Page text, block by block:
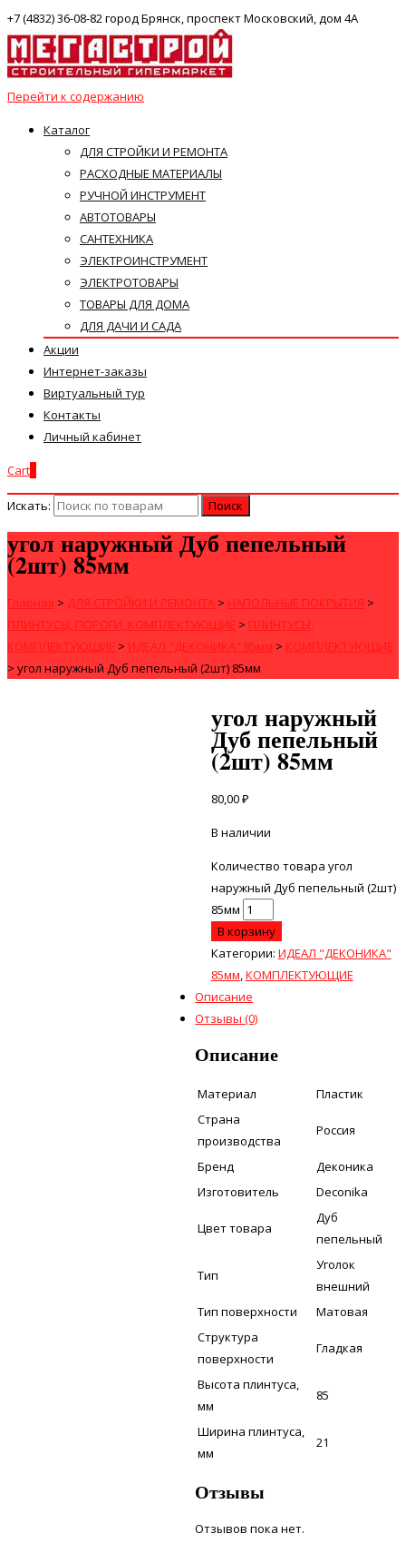
+7 (4832) 36-08-82 город Брянск, проспект Московский, дом 4А
Перейти к содержанию
Каталог
ДЛЯ СТРОЙКИ И РЕМОНТА
РАСХОДНЫЕ МАТЕРИАЛЫ
РУЧНОЙ ИНСТРУМЕНТ
АВТОТОВАРЫ
САНТЕХНИКА
ЭЛЕКТРОИНСТРУМЕНТ
ЭЛЕКТРОТОВАРЫ
ТОВАРЫ ДЛЯ ДОМА
ДЛЯ ДАЧИ И САДА
Акции
Интернет-заказы
Виртуальный тур
Контакты
Личный кабинет
Cart
Искать:
угол наружный Дуб пепельный
(2шт) 85мм
Главная > ДЛЯ СТРОЙКИ И РЕМОНТА > НАПОЛЬНЫЕ ПОКРЫТИЯ >
ПЛИНТУСЫ, ПОРОГИ, КОМПЛЕКТУЮЩИЕ > ПЛИНТУСЫ,
КОМПЛЕКТУЮЩИЕ > ИДЕАЛ "ДЕКОНИКА" 85мм > КОМПЛЕКТУЮЩИЕ
> угол наружный Дуб пепельный (2шт) 85мм
угол наружный
Дуб пепельный
(2шт) 85мм
80,00₽
В наличии
Количество товара угол
наружный Дуб пепельный (2шт)
85мм
В корзину
Категории: ИДЕАЛ "ДЕКОНИКА"
85мм,КОМПЛЕКТУЮЩИЕ
Описание
Отзывы (0)
Описание
Материал
Пластик
Страна
производства
Россия
Бренд
Деконика
Изготовитель
Deconika
Цвет товара
Дуб
пепельный
Тип
Уголок
внешний
Тип поверхности
Матовая
Структура
поверхности
Гладкая
Высота плинтуса,
мм
85
Ширина плинтуса,
мм
21
Отзывы
Отзывов пока нет.